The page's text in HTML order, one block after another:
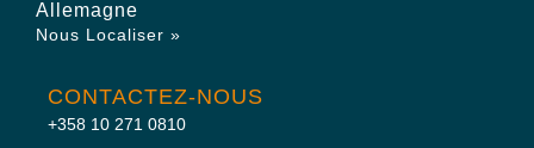
Allemagne
Nous Localiser »
CONTACTEZ-NOUS
+358 10 271 0810